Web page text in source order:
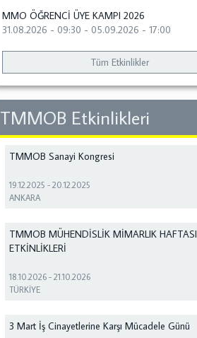
MMO ÖĞRENCİ ÜYE KAMPI 2026
31.08.2026 - 09:30 -05.09.2026 - 17:00
Tüm Etkinlikler
TMMOB Etkinlikleri
TMMOB Sanayi Kongresi
19.12.2025 -20.12.2025
ANKARA
TMMOB MÜHENDİSLİK MİMARLIK HAFTASI
ETKİNLİKLERİ
18.10.2026 -21.10.2026
TÜRKİYE
3 Mart İş Cinayetlerine Karşı Mücadele Günü